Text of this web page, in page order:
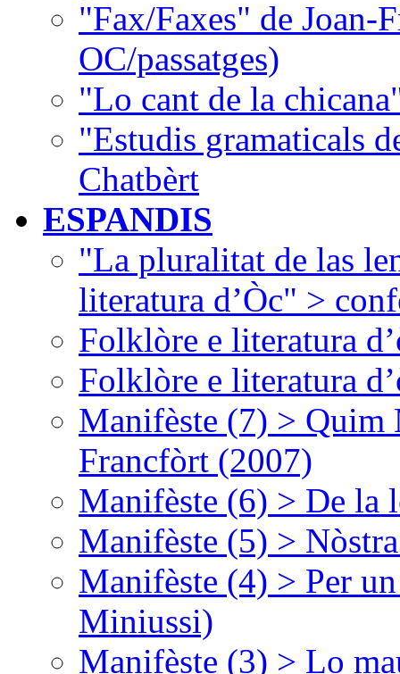
"Fax/Faxes" de Joan-
OC/passatges)
"Lo cant de la
"Estudis gramaticals
Chatbèrt
ESPANDIS
"La pluralitat de las
literatura d’Òc" >
Folklòre e literatura
Folklòre e literatura
Manifèste (7) > Quim
Francfòrt (2007)
Manifèste (6) > De la
Manifèste (5) >
Manifèste (4) > Per
Miniussi)
Manifèste (3) > Lo